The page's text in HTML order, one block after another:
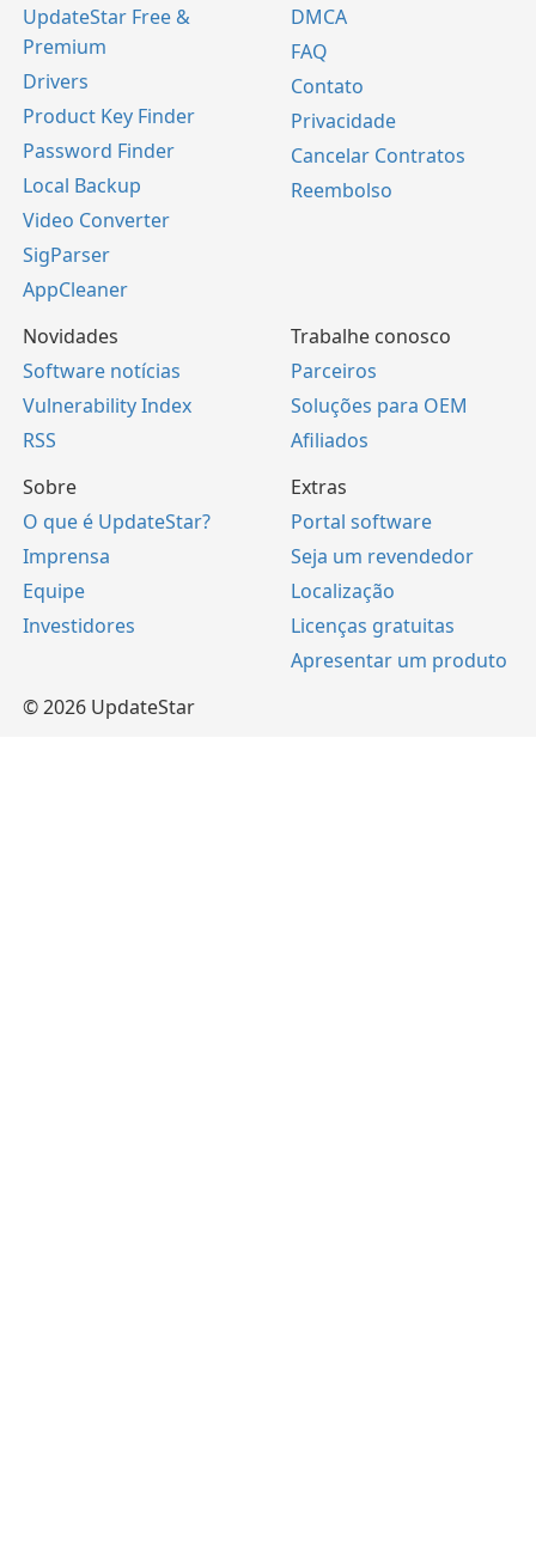
UpdateStar Free &
Premium
Drivers
Product Key Finder
Password Finder
Local Backup
Video Converter
SigParser
AppCleaner
DMCA
FAQ
Contato
Privacidade
Cancelar Contratos
Reembolso
Novidades
Software notícias
Vulnerability Index
RSS
Trabalhe conosco
Parceiros
Soluções para OEM
Afiliados
Sobre
O que é UpdateStar?
Imprensa
Equipe
Investidores
Extras
Portal software
Seja um revendedor
Localização
Licenças gratuitas
Apresentar um produto
© 2026 UpdateStar